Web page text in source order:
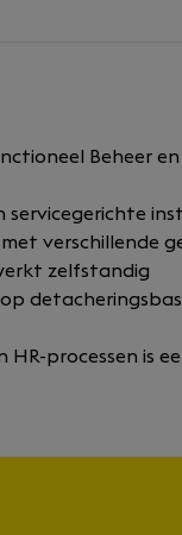
Beheer
servicegerichte
verschillende
zelfstandig
processen is